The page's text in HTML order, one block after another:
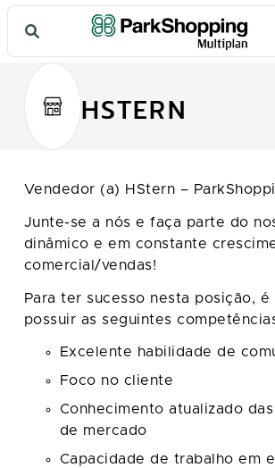
HSTERN
Vendedor (a) HStern –
Junte-se a nós e faça parte do
dinâmico e em constante
comercial/vendas!
Para ter sucesso nesta posição, é
possuir as seguintes
Excelente habilidade de
Foco no cliente
Conhecimento atualizado
de mercado
Capacidade de trabalho em